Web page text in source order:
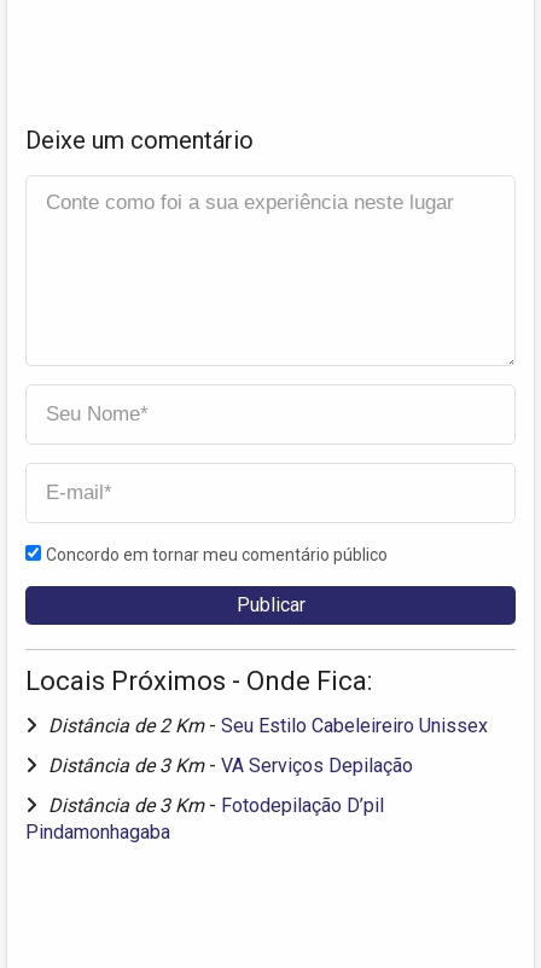
Deixe um comentário
Concordo em tornar meu comentário público
Locais Próximos - Onde Fica:
Distância de 2 Km - Seu Estilo Cabeleireiro Unissex
Distância de 3 Km - VA Serviços Depilação
Distância de 3 Km - Fotodepilação D’pil
Pindamonhagaba